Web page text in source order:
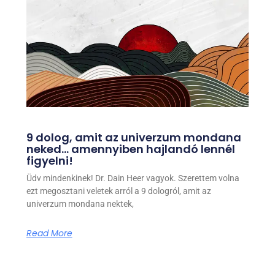
9 dolog, amit az univerzum mondana
neked… amennyiben hajlandó lennél
figyelni!
Üdv mindenkinek! Dr. Dain Heer vagyok. Szerettem volna
ezt megosztani veletek arról a 9 dologról, amit az
univerzum mondana nektek,
Read More